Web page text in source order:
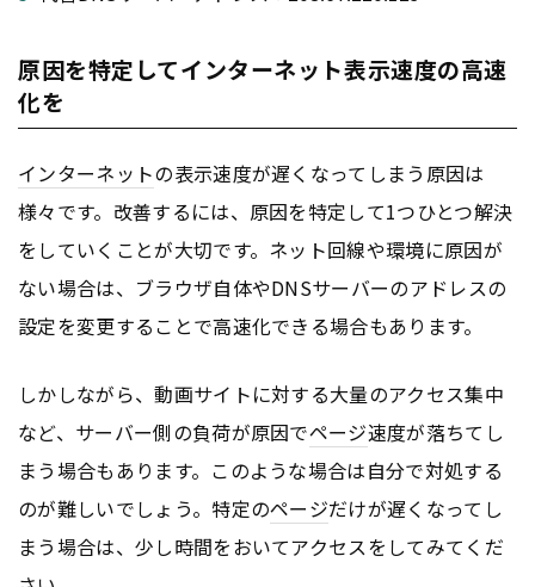
原因を特定してインターネット表示速度の高速
化を
インターネットの表示速度が遅くなってしまう原因は
様々です。改善するには、原因を特定して1つひとつ解決
をしていくことが大切です。ネット回線や環境に原因が
ない場合は、ブラウザ自体やDNSサーバーのアドレスの
設定を変更することで高速化できる場合もあります。
しかしながら、動画サイトに対する大量のアクセス集中
など、サーバー側の負荷が原因でページ速度が落ちてし
まう場合もあります。このような場合は自分で対処する
のが難しいでしょう。特定のページだけが遅くなってし
まう場合は、少し時間をおいてアクセスをしてみてくだ